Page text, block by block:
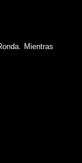
Mientras